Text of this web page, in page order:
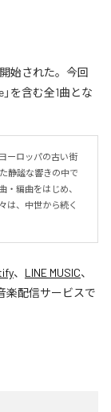
始された。今回
を含む全1曲とな
ーロッパの古い街
静謐な響きの中で
・編曲をはじめ、
は、中世から続く
、 LINE MUSIC、
楽配信サービスで